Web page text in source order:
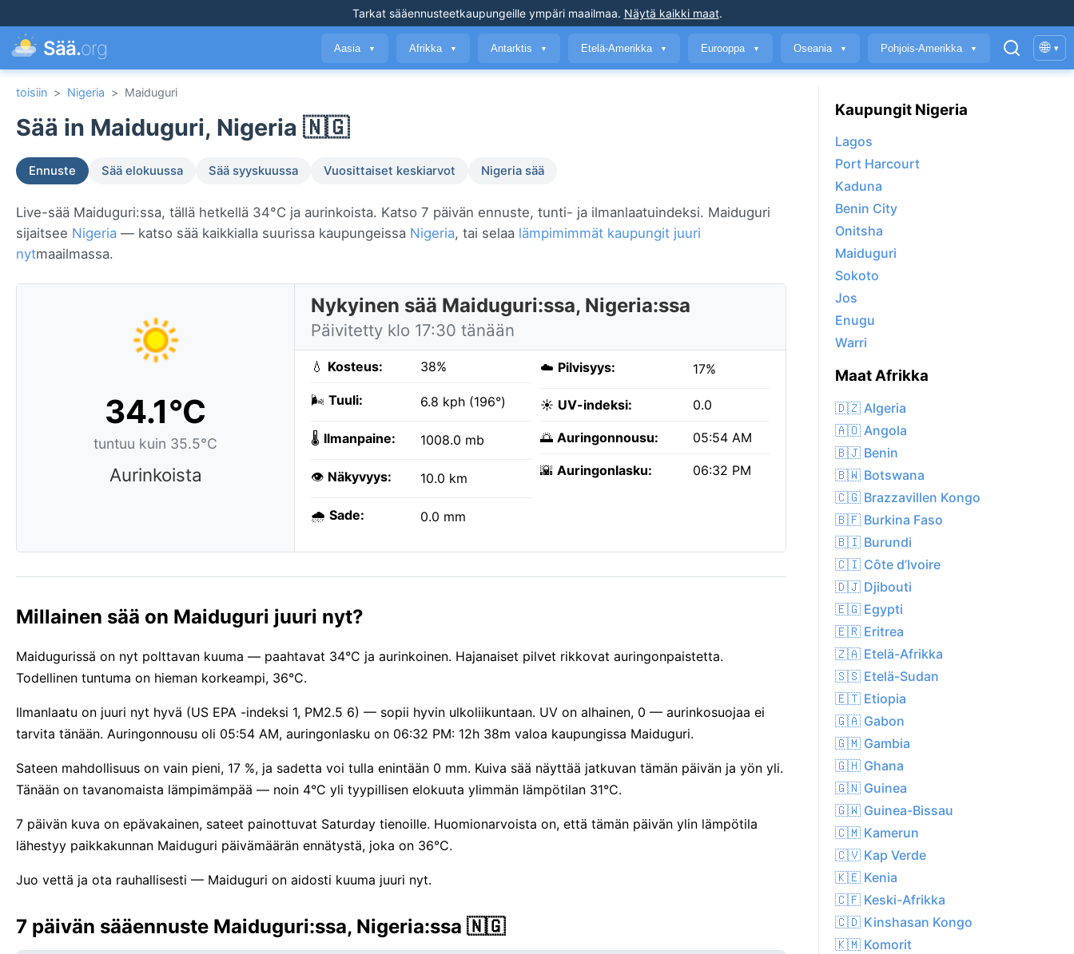
Tarkat sääennusteetkaupungeille ympäri maailmaa. Näytä kaikki maat.
Sää.org Aasia ▼ Afrikka ▼ Antarktis ▼ Etelä-Amerikka ▼ Eurooppa ▼ Oseania ▼ Pohjois-Amerikka ▼ 🌐 ▾
toisiin > Nigeria > Maiduguri
Sää in Maiduguri, Nigeria 🇳🇬
Ennuste Sää elokuussa Sää syyskuussa Vuosittaiset keskiarvot Nigeria sää
Live-sää Maiduguri:ssa, tällä hetkellä 34°C ja aurinkoista. Katso 7 päivän ennuste, tunti- ja ilmanlaatuindeksi. Maiduguri
sijaitsee Nigeria — katso sää kaikkialla suurissa kaupungeissa Nigeria, tai selaa lämpimimmät kaupungit juuri
nytmaailmassa.
34.1°C
tuntuu kuin 35.5°C
Aurinkoista
Nykyinen sää Maiduguri:ssa, Nigeria:ssa
Päivitetty klo 17:30 tänään
💧 Kosteus: 38%
🌬️ Tuuli: 6.8 kph (196°)
🌡️ Ilmanpaine: 1008.0 mb
👁️ Näkyvyys: 10.0 km
🌧️ Sade: 0.0 mm
☁️ Pilvisyys: 17%
☀️ UV-indeksi: 0.0
🌅 Auringonnousu: 05:54 AM
🌇 Auringonlasku: 06:32 PM
Millainen sää on Maiduguri juuri nyt?
Maidugurissä on nyt polttavan kuuma — paahtavat 34°C ja aurinkoinen. Hajanaiset pilvet rikkovat auringonpaistetta.
Todellinen tuntuma on hieman korkeampi, 36°C.
Ilmanlaatu on juuri nyt hyvä (US EPA -indeksi 1, PM2.5 6) — sopii hyvin ulkoliikuntaan. UV on alhainen, 0 — aurinkosuojaa ei
tarvita tänään. Auringonnousu oli 05:54 AM, auringonlasku on 06:32 PM: 12h 38m valoa kaupungissa Maiduguri.
Sateen mahdollisuus on vain pieni, 17 %, ja sadetta voi tulla enintään 0 mm. Kuiva sää näyttää jatkuvan tämän päivän ja yön yli.
Tänään on tavanomaista lämpimämpää — noin 4°C yli tyypillisen elokuuta ylimmän lämpötilan 31°C.
7 päivän kuva on epävakainen, sateet painottuvat Saturday tienoille. Huomionarvoista on, että tämän päivän ylin lämpötila
lähestyy paikkakunnan Maiduguri päivämäärän ennätystä, joka on 36°C.
Juo vettä ja ota rauhallisesti — Maiduguri on aidosti kuuma juuri nyt.
7 päivän sääennuste Maiduguri:ssa, Nigeria:ssa 🇳🇬
Kaupungit Nigeria
Lagos
Port Harcourt
Kaduna
Benin City
Onitsha
Maiduguri
Sokoto
Jos
Enugu
Warri
Maat Afrikka
🇩🇿 Algeria
🇦🇴 Angola
🇧🇯 Benin
🇧🇼 Botswana
🇨🇬 Brazzavillen Kongo
🇧🇫 Burkina Faso
🇧🇮 Burundi
🇨🇮 Côte d’Ivoire
🇩🇯 Djibouti
🇪🇬 Egypti
🇪🇷 Eritrea
🇿🇦 Etelä-Afrikka
🇸🇸 Etelä-Sudan
🇪🇹 Etiopia
🇬🇦 Gabon
🇬🇲 Gambia
🇬🇭 Ghana
🇬🇳 Guinea
🇬🇼 Guinea-Bissau
🇨🇲 Kamerun
🇨🇻 Kap Verde
🇰🇪 Kenia
🇨🇫 Keski-Afrikka
🇨🇩 Kinshasan Kongo
🇰🇲 Komorit